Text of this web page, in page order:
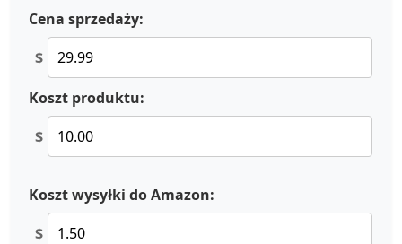
Cena sprzedaży:
$
Koszt produktu:
$
Koszt wysyłki do Amazon:
$